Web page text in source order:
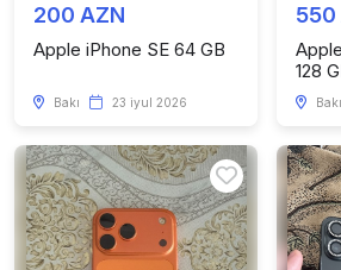
200 AZN
Apple iPhone SE 64 GB
Bakı 23 iyul 2026
550
128
Bakı